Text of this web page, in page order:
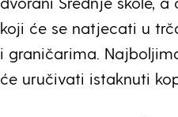
koji će se natjecati u
i graničarima.
će uručivati istaknuti